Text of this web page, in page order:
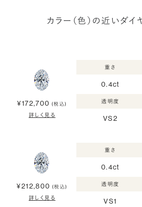
カラー（色）の近いダイ
¥172,700 (税込)
詳しく見る
重さ
0.4ct
透明度
VS2
¥212,800 (税込)
詳しく見る
重さ
0.4ct
透明度
VS1